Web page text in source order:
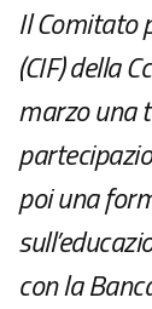
Il Comitato
(CIF) della
marzo una
poi una
con la